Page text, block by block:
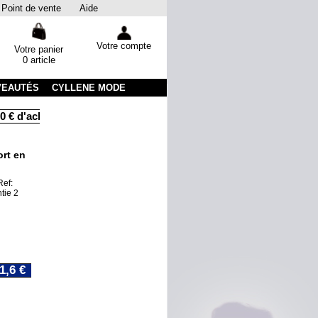
Point de vente Aide
Votre panier
0 article
Votre compte
CYLLENE MODE
en
2
€